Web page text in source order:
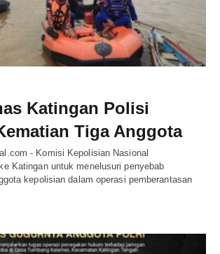
Katingan Polisi
Tiga Anggota
- Komisi Kepolisian Nasional
Katingan untuk menelusuri penyebab
kepolisian dalam operasi pemberantasan